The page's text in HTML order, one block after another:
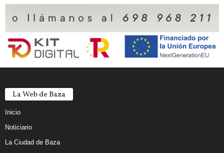
La Web de Baza
Inicio
Noticiario
La Ciudad de Baza